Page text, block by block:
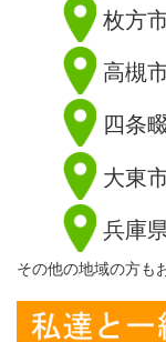
枚方
高槻
四条
大東
兵庫
その他の地域の方も